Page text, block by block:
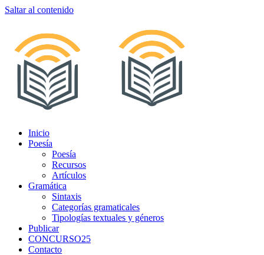
Saltar al contenido
Inicio
Poesía
Poesía
Recursos
Artículos
Gramática
Sintaxis
Categorías gramaticales
Tipologías textuales y géneros
Publicar
CONCURSO25
Contacto